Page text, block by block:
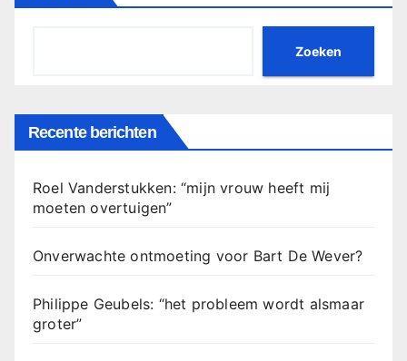
Zoeken
Recente berichten
Roel Vanderstukken: “mijn vrouw heeft mij
moeten overtuigen”
Onverwachte ontmoeting voor Bart De Wever?
Philippe Geubels: “het probleem wordt alsmaar
groter”